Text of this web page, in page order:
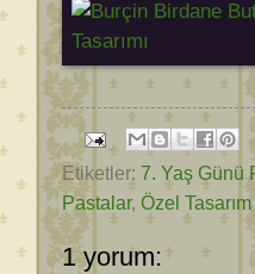
Etiketler: 7. Yaş Günü
Pastalar, Özel
1 yorum: